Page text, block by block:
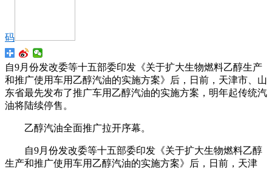
码
自9月份发改委等十五部委印发《关于扩大生物燃料乙醇生产
和推广使用车用乙醇汽油的实施方案》后，日前，天津市、山
东省最先发布了推广车用乙醇汽油的实施方案，明年起传统汽
油将陆续停售。
乙醇汽油全面推广拉开序幕。
自9月份发改委等十五部委印发《关于扩大生物燃料乙醇
生产和推广使用车用乙醇汽油的实施方案》后，日前，天津